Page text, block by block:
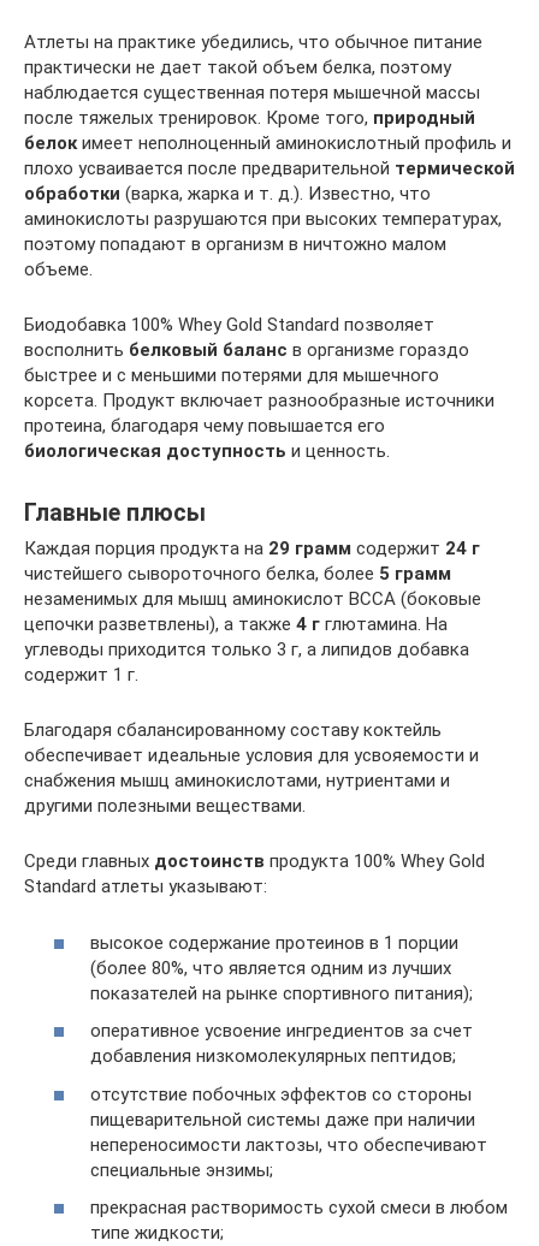
Атлеты на практике убедились, что обычное питание
практически не дает такой объем белка, поэтому
наблюдается существенная потеря мышечной массы
после тяжелых тренировок. Кроме того, природный
белокимеет неполноценный аминокислотный профиль и
плохо усваивается после предварительной термической
обработки (варка, жарка и т. д.). Известно, что
аминокислоты разрушаются при высоких температурах,
поэтому попадают в организм в ничтожно малом
объеме.
Биодобавка 100% Whey Gold Standard позволяет
восполнить белковый баланс в организме гораздо
быстрее и с меньшими потерями для мышечного
корсета. Продукт включает разнообразные источники
протеина, благодаря чему повышается его
биологическая доступность и ценность.
Главные плюсы
Каждая порция продукта на 29 грамм содержит 24 г
чистейшего сывороточного белка, более 5 грамм
незаменимых для мышц аминокислот ВССА (боковые
цепочки разветвлены), а также 4 г глютамина. На
углеводы приходится только 3 г, а липидов добавка
содержит 1 г.
Благодаря сбалансированному составу коктейль
обеспечивает идеальные условия для усвояемости и
снабжения мышц аминокислотами, нутриентами и
другими полезными веществами.
Среди главных достоинств продукта 100% Whey Gold
Standard атлеты указывают:
высокое содержание протеинов в 1 порции
(более 80%, что является одним из лучших
показателей на рынке спортивного питания);
оперативное усвоение ингредиентов за счет
добавления низкомолекулярных пептидов;
отсутствие побочных эффектов со стороны
пищеварительной системы даже при наличии
непереносимости лактозы, что обеспечивают
специальные энзимы;
прекрасная растворимость сухой смеси в любом
типе жидкости;